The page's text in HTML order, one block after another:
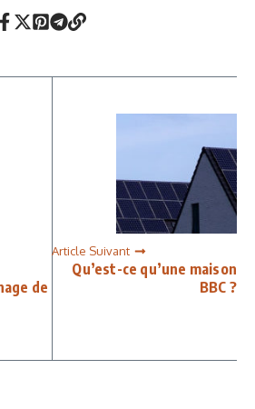
de
Article Suivant
Qu’est-ce qu’une maison
BBC ?